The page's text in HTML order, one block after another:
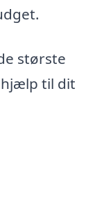
største
hjælp til dit